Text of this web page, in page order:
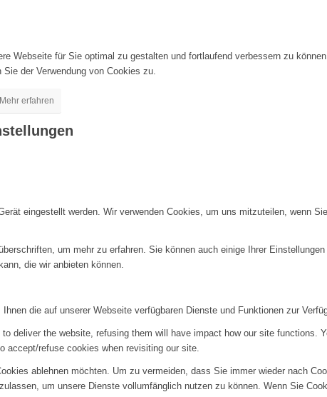
Webseite für Sie optimal zu gestalten und fortlaufend verbessern zu
Sie der Verwendung von Cookies zu.
Mehr erfahren
eingestellt werden. Wir verwenden Cookies, um uns mitzuteilen, wenn
um mehr zu erfahren. Sie können auch einige Ihrer
die wir anbieten können.
die auf unserer Webseite verfügbaren Dienste und Funktionen zur
deliver the website, refusing them will have impact how our site
refuse cookies when revisiting our site.
ablehnen möchten. Um zu vermeiden, dass Sie immer wieder nach
um unsere Dienste vollumfänglich nutzen zu können. Wenn Sie